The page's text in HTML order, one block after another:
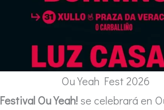
Ou Yeah Fest 2026
Festival Ou Yeah! se celebrará en